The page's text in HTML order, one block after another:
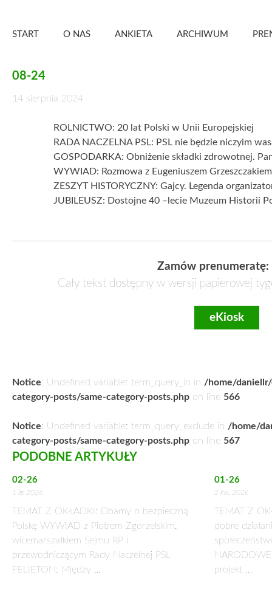
content
START O NAS ANKIETA ARCHIWUM
08-24
14 sierpnia 2024
ROLNICTWO: 20 lat Polski w Unii Europejskiej
RADA NACZELNA PSL: PSL nie będzie niczyim
GOSPODARKA: Obniżenie składki zdrowotnej.
WYWIAD: Rozmowa z Eugeniuszem
ZESZYT HISTORYCZNY: Gajcy. Legenda
JUBILEUSZ: Dostojne 40 –lecie Muzeum Historii
Zamów prenumeratę:
Cały tekst dostępny w wersji papierowej
eKiosk
Notice: Undefined variable: term_query_in in /home/
category-posts/same-category-posts.php on line 566
Notice: Undefined variable: term_query_exclude in /home/
category-posts/same-category-posts.php on line 567
PODOBNE ARTYKUŁY
02-26
1 lip 2026
TEMAT Z OKŁADKI: Dbamy o bezpieczną
Polskę WYWIAD z Piotrem Zgorzelskim,
wicemarszałkiem Sejmu RP i
przewodniczącym Rady Naczelnej PSL
FELIETON: Między …
01-26
2 kw. 2026
TEMAT Z
dobre
projekt …